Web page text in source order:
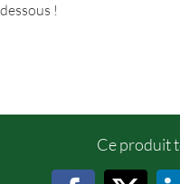
dessous !
Ce produit